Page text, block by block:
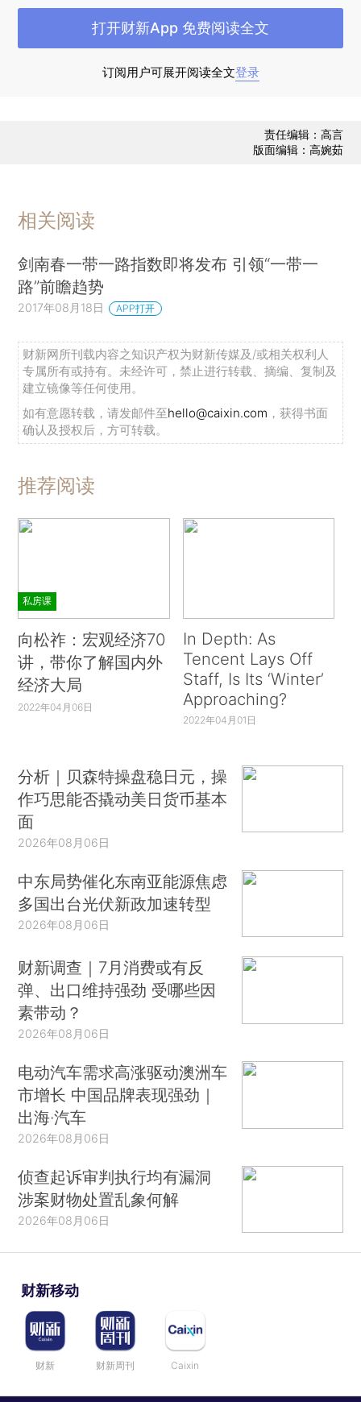
数、资本流通指数、双边关系指数、跨国企业发展
情况和人口流动情况等子指数维度，力求以指标的
的投资机会，同时预测一带一路发展的整体走势以
一带一路总指数是衡量中国和一带一路沿线国
分水线。[ 一带一路总指数高于100表示一带一路沿
线国家与中国的联系相比更加紧密，总指数小于
总指数在2016年先上升后下降，在7月达到最高
值；2017年呈现平稳上升态势，在2017年6月达到
了年度最高值，为117.2。值得一提的是，自2016
年以来（除2016年2月外），一带一路总指数一直
保持在100以上，说明中国在一带一路倡议的发展
要来自资本流通和双边关系的提升。在各子指数的
小。其中，资本流通指数在2017年5月出现反弹
为89.7，连续五个月低于100，延续了2017年以来
双边关系指数呈现萎缩态势的局面。
一带一路横向指数主要用于展示每月中国与一
本”上作出指数化度量。2017年6月的数据表明，东
南亚、西亚北非部分国家与中国的联系在本月更为
紧密。
一带一路纵向指数对一带一路沿线国家各自的
纵向发展变化进行指数化的展示。一带一路纵向指
数以100为荣枯分水线，[ 一带一路纵向指数大于
紧密，称之为指数景气，指数小于100表示联系相
比以前较少。]2017年1-6月，一带一路沿线国家中
纵向指数不小于100的国家占比在75%以上，中国
与一带一路沿线国家中的大多数国家的联系呈现上
升态势。2017年6月，指数最高的国家是哈萨克斯
坦，指数最低的国家为孟加拉国。
2016年3月由财新联合数联铭品公司（BBD）
共同推出了万事达卡财新BBD中国新经济指数
(NEI)，力图用实时动态大数据的挖掘方法，量化
新能源汽车指数（NEVI）、伊利中国消费升级指数
（NECI）、中国数字经济指数（DEI）。
首期报告发布后，剑南春一带一路指数
订阅用户可展开阅读全文登录
打开财新App 免费阅读全文
责任编辑：高言
版面编辑：高婉茹
相关阅读
剑南春一带一路指数即将发布 引领“一带一
路”前瞻趋势
2017年08月18日 APP打开
财新网所刊载内容之知识产权为财新传媒及/或相关权利人
专属所有或持有。未经许可，禁止进行转载、摘编、复制及
建立镜像等任何使用。
如有意愿转载，请发邮件至hello@caixin.com ，获得书面
确认及授权后，方可转载。
推荐阅读
私房课
向松祚：宏观经济70
讲，带你了解国内外
经济大局
2022年04月06日
In Depth: As
Tencent Lays Off
Staff, Is Its ‘Winter’
Approaching?
2022年04月01日
分析｜贝森特操盘稳日元，操
作巧思能否撬动美日货币基本
面
2026年08月06日
中东局势催化东南亚能源焦虑
多国出台光伏新政加速转型
2026年08月06日
财新调查｜7月消费或有反
弹、出口维持强劲 受哪些因
素带动？
2026年08月06日
电动汽车需求高涨驱动澳洲车
市增长 中国品牌表现强劲｜
出海·汽车
2026年08月06日
侦查起诉审判执行均有漏洞
涉案财物处置乱象何解
2026年08月06日
财新移动
财新 财新周刊 Caixin